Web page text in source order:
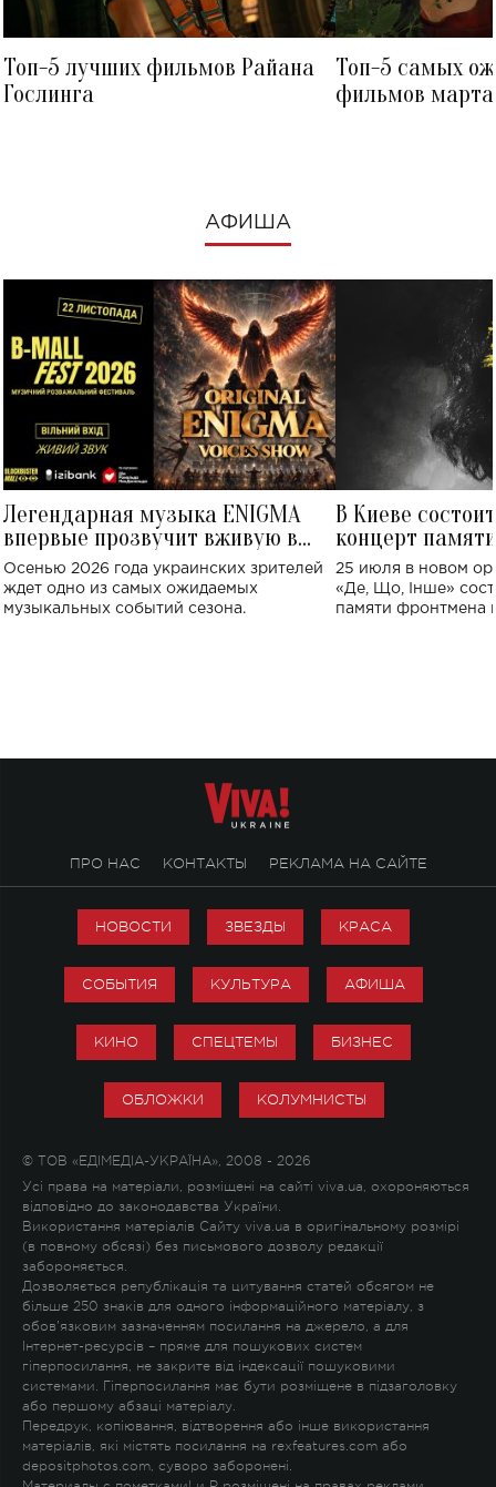
Топ-5 лучших фильмов Райана
Гослинга
Топ-5 самых
фильмов
АФИША
Легендарная музыка ENIGMA
впервые прозвучит вживую в
Украине: где состоится концерт
Осенью 2026 года украинских зрителей
ждет одно из самых ожидаемых
музыкальных событий сезона.
В Киеве
концерт
Клименко:
исполнят песни
25 июля в новом
«Де, Що, Інше»
памяти фронтмена
ПРО НАС КОНТАКТЫ РЕКЛАМА НА САЙТЕ
НОВОСТИ ЗВЕЗДЫ КРАСА
СОБЫТИЯ КУЛЬТУРА АФИША
КИНО СПЕЦТЕМЫ БИЗНЕС
ОБЛОЖКИ КОЛУМНИСТЫ
© ТОВ «ЕДІМЕДІА-УКРАЇНА», 2008 - 2026
Усі права на матеріали, розміщені на сайті viva.ua, охороняються
відповідно до законодавства України.
Використання матеріалів Сайту viva.ua в оригінальному розмірі
(в повному обсязі) без письмового дозволу редакції
забороняється.
Дозволяється републікація та цитування статей обсягом не
більше 250 знаків для одного інформаційного матеріалу, з
обов'язковим зазначенням посилання на джерело, а для
Інтернет-ресурсів – пряме для пошукових систем
гіперпосилання, не закрите від індексації пошуковими
системами. Гіперпосилання має бути розміщене в підзаголовку
або першому абзаці матеріалу.
Передрук, копіювання, відтворення або інше використання
матеріалів, які містять посилання на rexfeatures.com або
depositphotos.com, суворо заборонені.